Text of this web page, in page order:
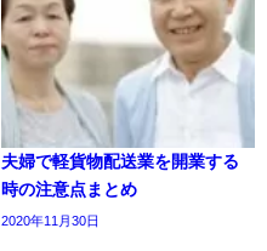
夫婦で軽貨物配送業を開業する
時の注意点まとめ
2020年11月30日